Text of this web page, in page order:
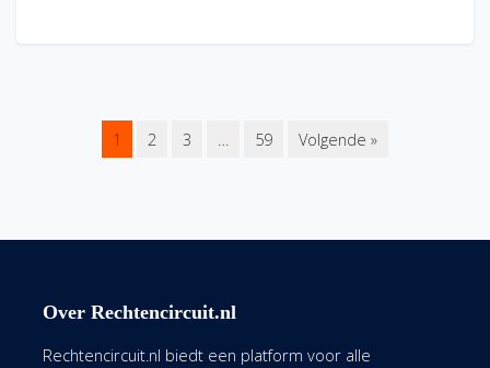
1 2 3 … 59 Volgende »
Over Rechtencircuit.nl
Rechtencircuit.nl biedt een platform voor alle